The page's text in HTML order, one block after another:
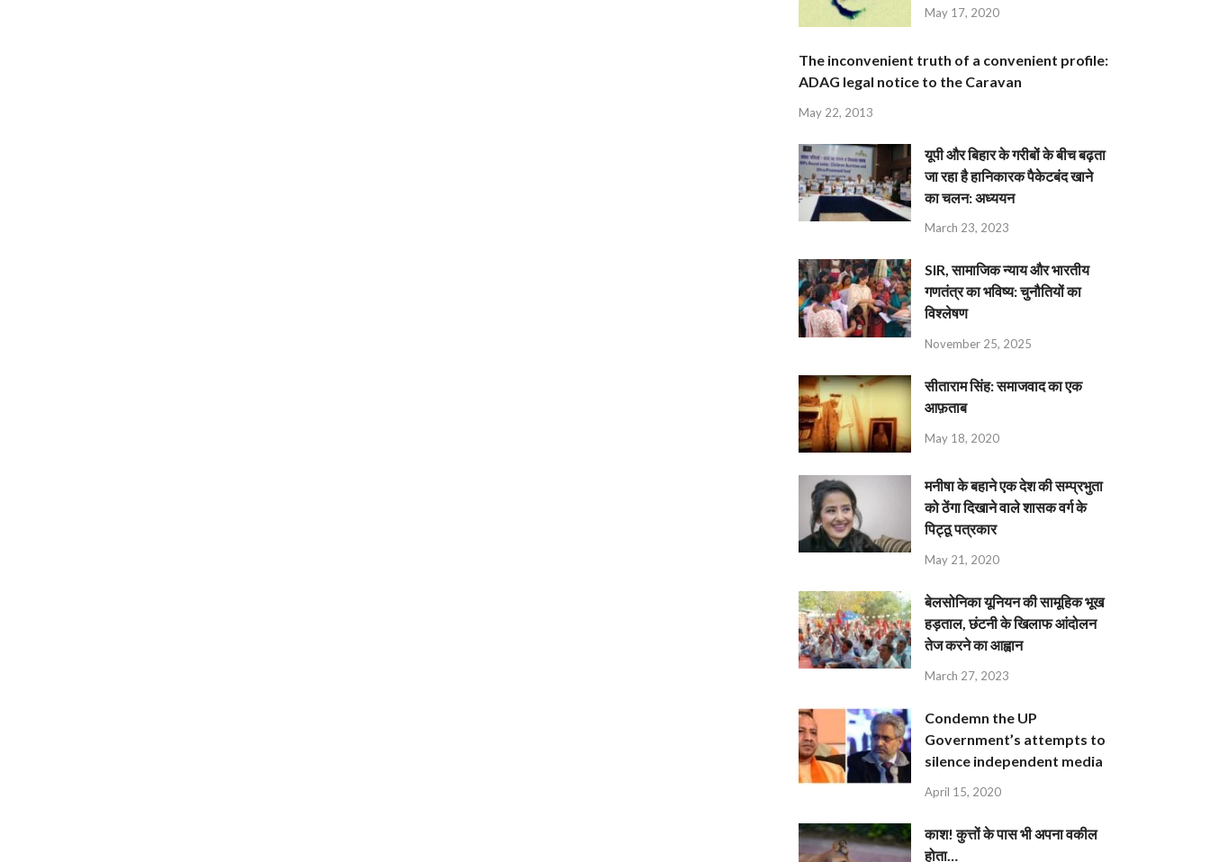
May 17, 2020
The inconvenient truth of a convenient profile:
ADAG legal notice to the Caravan
May 22, 2013
यूपी और बिहार के गरीबों के बीच बढ़ता
जा रहा है हानिकारक पैकेटबंद खाने
का चलन: अध्ययन
March 23, 2023
SIR, सामाजिक न्याय और भारतीय
गणतंत्र का भविष्य: चुनौतियों का
विश्लेषण
November 25, 2025
सीताराम सिंह: समाजवाद का एक
आफ़ताब
May 18, 2020
मनीषा के बहाने एक देश की सम्प्रभुता
को ठेंगा दिखाने वाले शासक वर्ग के
पिट्ठू पत्रकार
May 21, 2020
बेलसोनिका यूनियन की सामूहिक भूख
हड़ताल, छंटनी के खिलाफ आंदोलन
तेज करने का आह्वान
March 27, 2023
Condemn the UP
Government’s attempts to
silence independent media
April 15, 2020
काश! कुत्तों के पास भी अपना वकील
होता…